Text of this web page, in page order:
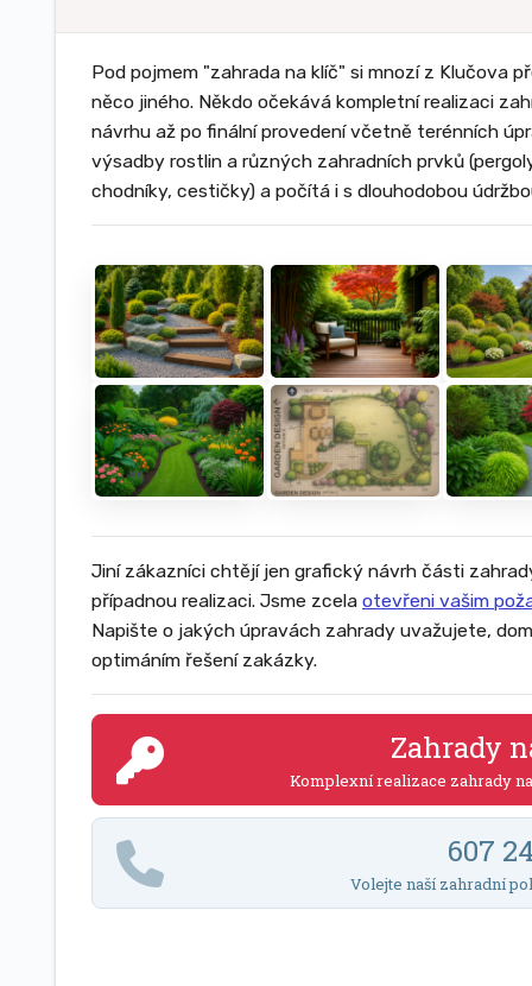
Pod pojmem "zahrada na klíč" si mnozí z Klučova
něco jiného. Někdo očekává kompletní realizaci
návrhu až po finální provedení včetně terénních
výsadby rostlin a různých zahradních prvků
chodníky, cestičky) a počítá i s dlouhodobou
Jiní zákazníci chtějí jen grafický návrh části
případnou realizaci. Jsme zcela otevřeni vašim
Napište o jakých úpravách zahrady uvažujete,
optimáním řešení zakázky.
Zahrady
Komplexní realizace zahrady
607
Volejte naší zahradní